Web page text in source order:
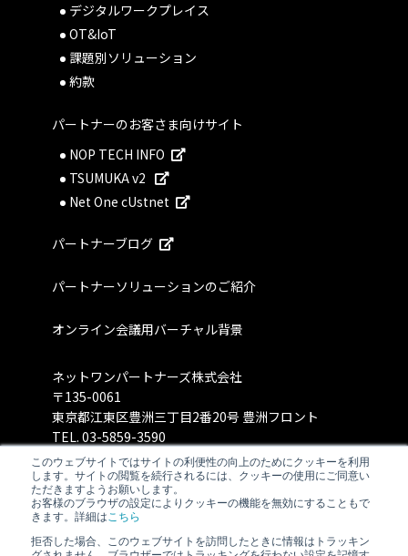
このウェブサイトではサイトの利便性の向上のためにクッキーを利用
します。サイトの閲覧を続行されるには、クッキーの使用にご同意い
ただきますようお願いします。
お客様のブラウザの設定によりクッキーの機能を無効にすることもで
きます。詳細は こちら
拒否した場合、このウェブサイトを訪問したときに情報はトラッキン
デジタルワークプレイス
OT&IoT
課題別ソリューション
約款
パートナーのお客さま向けサイト
NOP TECH INFO
TSUMUKA v2
Net One cUstnet
パートナーブログ
パートナーソリューションのご紹介
オンライン会議用バーチャル背景
ネットワンパートナーズ株式会社
〒135-0061
東京都江東区豊洲三丁目2番20号 豊洲フロント
TEL. 03-5859-3590